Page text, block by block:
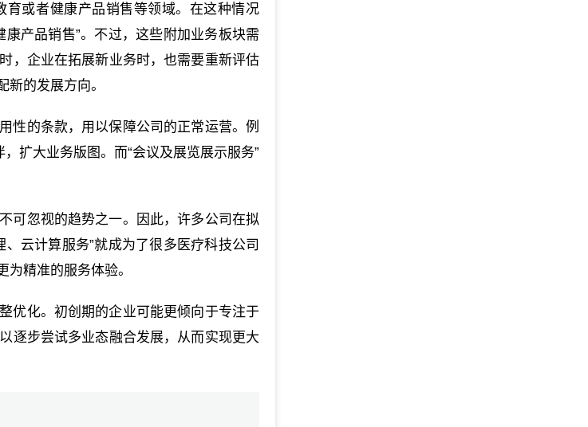
或者健康产品销售等领域。在这种情况
产品销售”。不过，这些附加业务板块需
，企业在拓展新业务时，也需要重新评估
的发展方向。
性的条款，用以保障公司的正常运营。例
扩大业务版图。而“会议及展览展示服务”
可忽视的趋势之一。因此，许多公司在拟
云计算服务”就成为了很多医疗科技公司
精准的服务体验。
优化。初创期的企业可能更倾向于专注于
逐步尝试多业态融合发展，从而实现更大